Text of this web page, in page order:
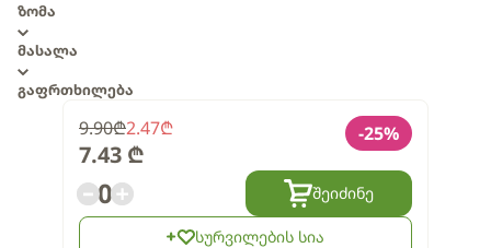
ზომა
მასალა
გაფრთხილება
9.90₾2.47₾
7.43 ₾
-25%
0 შეიძინე
სურვილების სია